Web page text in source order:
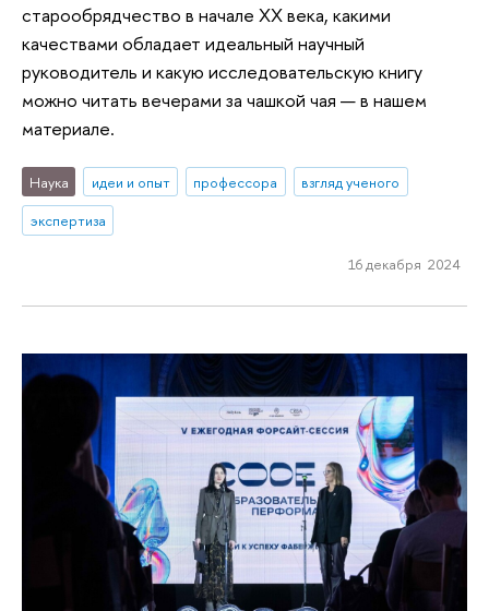
старообрядчество в начале XX века, какими
качествами обладает идеальный научный
руководитель и какую исследовательскую книгу
можно читать вечерами за чашкой чая — в нашем
материале.
Наука идеи и опыт профессора
взгляд ученого
экспертиза
16 декабря 2024